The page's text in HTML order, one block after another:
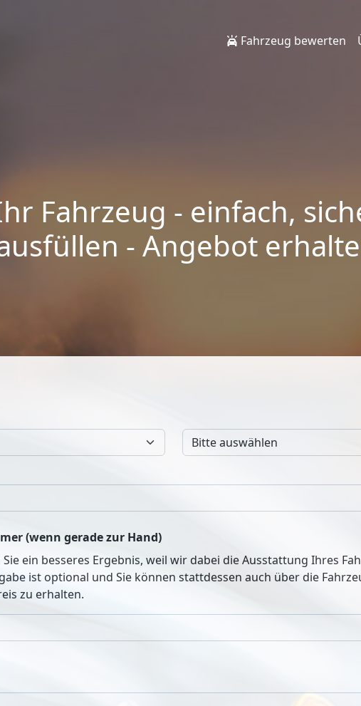
Fahrzeug bewerten
Fahrzeug - einfach,
- Angebot
(wenn gerade zur Hand)
ein besseres Ergebnis, weil wir dabei die Ausstattung Ihres
ist optional und Sie können stattdessen auch über die
zu erhalten.